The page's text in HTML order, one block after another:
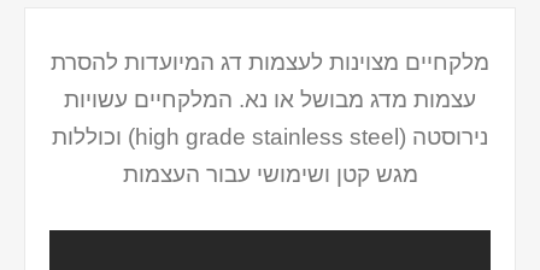
מלקחיים מצוינות לעצמות דג המיועדות להסרת
עצמות מדג מבושל או נא. המלקחיים עשויות
נירוסטה (high grade stainless steel) וכוללות
מגש קטן ושימושי עבור העצמות